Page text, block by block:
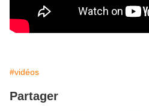
#vidéos
Partager